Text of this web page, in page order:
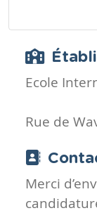
Ecole
Rue de
Merci